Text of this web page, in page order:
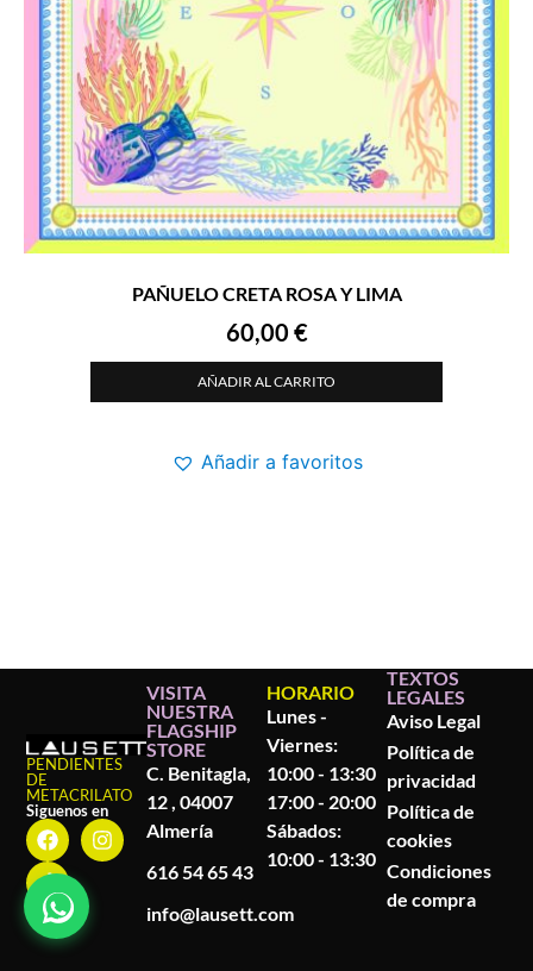
PAÑUELO CRETA ROSA Y LIMA
60,00 €
AÑADIR AL CARRITO
Añadir a favoritos
PENDIENTES
DE
METACRILATO
Siguenos en
VISITA
NUESTRA
FLAGSHIP
STORE
C. Benitagla,
12 , 04007
Almería
616 54 65 43
info@lausett.com
HORARIO
Lunes -
Viernes:
10:00 - 13:30
17:00 - 20:00
Sábados:
10:00 - 13:30
TEXTOS
LEGALES
Aviso Legal
Política de
privacidad
Política de
cookies
Condiciones
de compra